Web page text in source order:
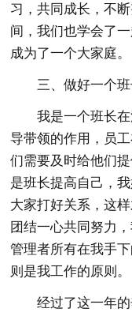
习，共同成长，不
间，我们也学会了
成为了一个大家庭。
三、做好一个
我是一个班长在
导带领的作用，员
们需要及时给他们
是班长提高自己，
大家打好关系，这
团结一心共同努力
管理者所有在我手
则是我工作的原则。
经过了这一年的